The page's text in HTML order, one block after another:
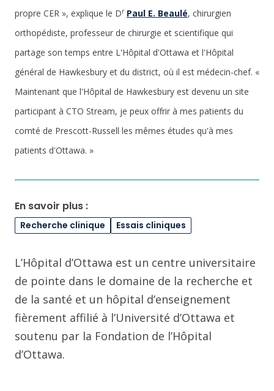
propre CER », explique le Dr Paul E. Beaulé, chirurgien
orthopédiste, professeur de chirurgie et scientifique qui
partage son temps entre L'Hôpital d'Ottawa et l'Hôpital
général de Hawkesbury et du district, où il est médecin-chef. «
Maintenant que l'Hôpital de Hawkesbury est devenu un site
participant à CTO Stream, je peux offrir à mes patients du
comté de Prescott-Russell les mêmes études qu'à mes
patients d'Ottawa. »
En savoir plus :
Recherche clinique Essais cliniques
L’Hôpital d’Ottawa est un centre universitaire
de pointe dans le domaine de la recherche et
de la santé et un hôpital d’enseignement
fièrement affilié à l’Université d’Ottawa et
soutenu par la Fondation de l’Hôpital
d’Ottawa.